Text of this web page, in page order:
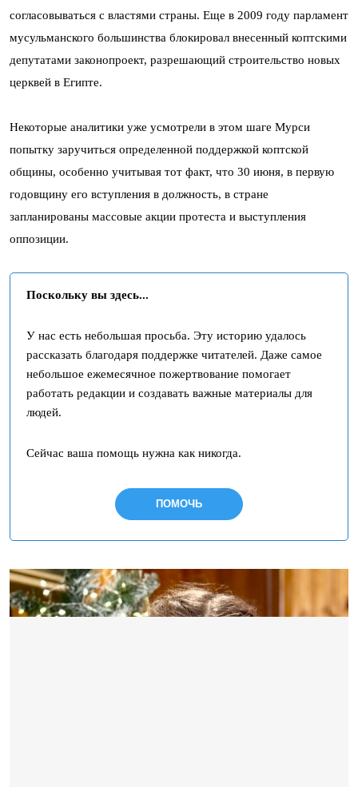
согласовываться с властями страны. Еще в 2009 году парламент
мусульманского большинства блокировал внесенный коптскими
депутатами законопроект, разрешающий строительство новых
церквей в Египте.
Некоторые аналитики уже усмотрели в этом шаге Мурси
попытку заручиться определенной поддержкой коптской
общины, особенно учитывая тот факт, что 30 июня, в первую
годовщину его вступления в должность, в стране
запланированы массовые акции протеста и выступления
оппозиции.
Поскольку вы здесь...
У нас есть небольшая просьба. Эту историю удалось
рассказать благодаря поддержке читателей. Даже самое
небольшое ежемесячное пожертвование помогает
работать редакции и создавать важные материалы для
людей.
Сейчас ваша помощь нужна как никогда.
ПОМОЧЬ